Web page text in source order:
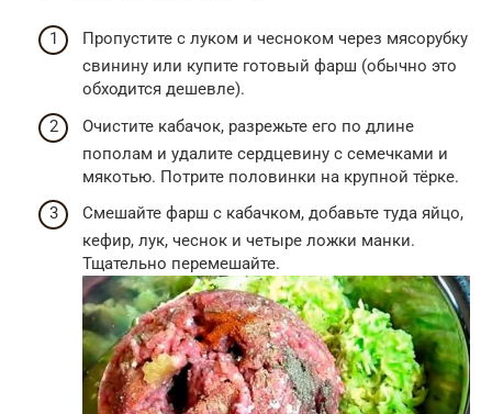
Пропустите с луком и чесноком через мясорубку
свинину или купите готовый фарш (обычно это
обходится дешевле).
Очистите кабачок, разрежьте его по длине
пополам и удалите сердцевину с семечками и
мякотью. Потрите половинки на крупной тёрке.
Смешайте фарш с кабачком, добавьте туда яйцо,
кефир, лук, чеснок и четыре ложки манки.
Тщательно перемешайте.